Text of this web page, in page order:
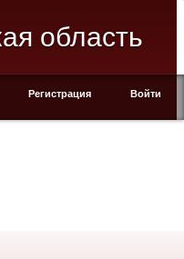
область
Регистрация Войти